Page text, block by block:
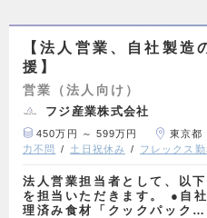
【法人営業、自社製造
援】
営業（法人向け）
フジ産業株式会社
450万円 ～ 599万円 東京都
力不問
土日祝休み フレックス勤
法人営業担当者として、以
を担当いただきます。 ●自
理済み食材「クックパック…